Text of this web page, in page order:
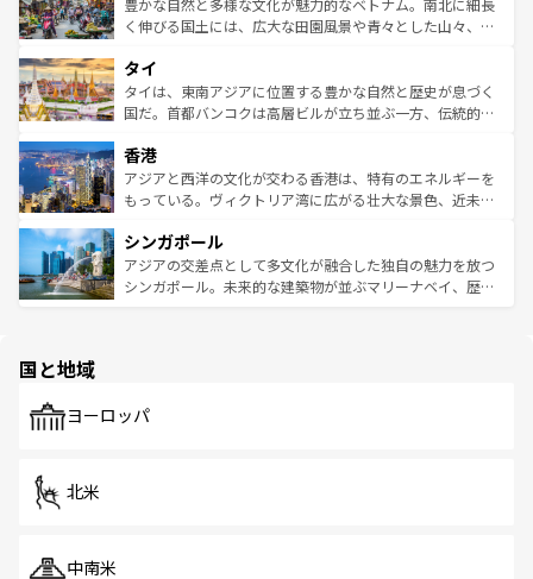
照してほしい。
まで、さまざまな韓国料理が待っている。夜には、韓国な
リティに包まれながら、韓国の多彩な魅力を心ゆくまで味
わってみてほしい。 なお、新着の韓国情報はコンテンツ一
覧を参照してほしい。
豊かな自然と多様な文化が魅力的なベトナム。南北に細長
く伸びる国土には、広大な田園風景や青々とした山々、世
急速な発展と共に伝統が息づく。ハノイの古い町並みやホ
ーチミン市のフランス統治時代の建物も、独特の雰囲気を
醸し出している。また、バラエティの豊かさとおいしさで
とつ。フォーやバインミー、ベトナムコーヒーなどは、ぜ
ひ現地で味わいたい。どの地域を訪れてもあたたかい人々
が旅行者を迎えてくれるので、きっと忘れられない旅にな
参照してほしい。
タイ
タイは、東南アジアに位置する豊かな自然と歴史が息づく
国だ。首都バンコクは高層ビルが立ち並ぶ一方、伝統的な
の活気が交差している。北部ではチェンマイなどの山岳地
帯で自然と触れ合い、南部ではプーケットやクラビの美し
いビーチでリゾート気分を楽しむことができる。タイ料理
激する。気候は一年中温暖で、どの季節にも異なる楽しみ
が待っている。親しみやすいタイの人々、仏教を中心とし
た文化、そして多様な観光資源が、訪れる旅人を魅了し続
香港
アジアと西洋の文化が交わる香港は、特有のエネルギーを
もっている。ヴィクトリア湾に広がる壮大な景色、近未来
み、どこを訪れても感動するはず。観光スポットが密集し
ており、効率よく見どころを回れるのも魅力。息をのむよ
うな絶景から文化的な体験まで、香港を存分に楽しみ尽く
シンガポール
アジアの交差点として多文化が融合した独自の魅力を放つ
シンガポール。未来的な建築物が並ぶマリーナベイ、歴史
で、ホーカーズは地元の風情を楽しめる外せないスポット
国と地域
ヨーロッパ
北米
中南米